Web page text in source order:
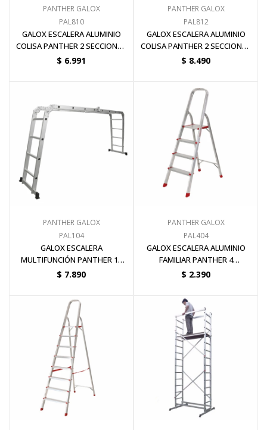
PANTHER GALOX
PAL810
GALOX ESCALERA ALUMINIO
COLISA PANTHER 2 SECCIONES
x 10 ESCALONES
$ 6.991
PANTHER GALOX
PAL812
GALOX ESCALERA ALUMINIO
COLISA PANTHER 2 SECCIONES
x 12 ESCALONES
$ 8.490
PANTHER GALOX
PAL104
GALOX ESCALERA
MULTIFUNCIÓN PANTHER 16
ESCALONES C/PLATAFORMAS
$ 7.890
PANTHER GALOX
PAL404
GALOX ESCALERA ALUMINIO
FAMILIAR PANTHER 4
ESCALONES
$ 2.390
Piscinas e Inflables
Sanitaria
Soldadoras y Accesorios